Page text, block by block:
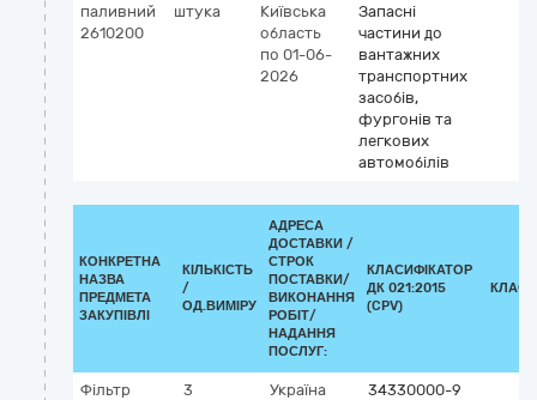
паливний
2610200
штука
Київська
область
по 01-06-
2026
Запасні
частини до
вантажних
транспортних
засобів,
фургонів та
легкових
автомобілів
КОНКРЕТНА
НАЗВА
ПРЕДМЕТА
ЗАКУПІВЛІ
КІЛЬКІСТЬ
/
ОД.ВИМІРУ
АДРЕСА
ДОСТАВКИ /
СТРОК
ПОСТАВКИ/
ВИКОНАННЯ
РОБІТ/
НАДАННЯ
ПОСЛУГ:
КЛАСИФІКАТОР
ДК 021:2015
(CPV)
Фільтр
3
Україна
34330000-9